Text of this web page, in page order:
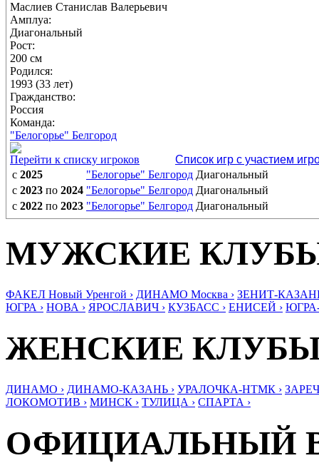
Маслиев Станислав Валерьевич
Амплуа:
Диагональный
Рост:
200 см
Родился:
1993 (33 лет)
Гражданство:
Россия
Команда:
"Белогорье" Белгород
Перейти к списку игроков
Список игр с участием
с 2025 "Белогорье" Белгород Диагональный
с 2023 по 2024 "Белогорье" Белгород Диагональный
с 2022 по 2023 "Белогорье" Белгород Диагональный
МУЖСКИЕ
ФАКЕЛ Новый Уренгой › ДИНАМО Москва › ЗЕНИТ-
ЮГРА › НОВА › ЯРОСЛАВИЧ › КУЗБАСС › ЕНИСЕЙ ›
ЖЕНСКИЕ
ДИНАМО › ДИНАМО-КАЗАНЬ › УРАЛОЧКА-НТМК ›
ЛОКОМОТИВ › МИНСК › ТУЛИЦА › СПАРТА ›
ОФИЦИАЛЬНЫЙ